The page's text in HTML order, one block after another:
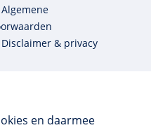
en daarmee
Algemene
Disclaimer & privacy